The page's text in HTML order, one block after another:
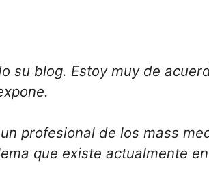
su blog. Estoy muy de
profesional de los mass
que existe actualmente